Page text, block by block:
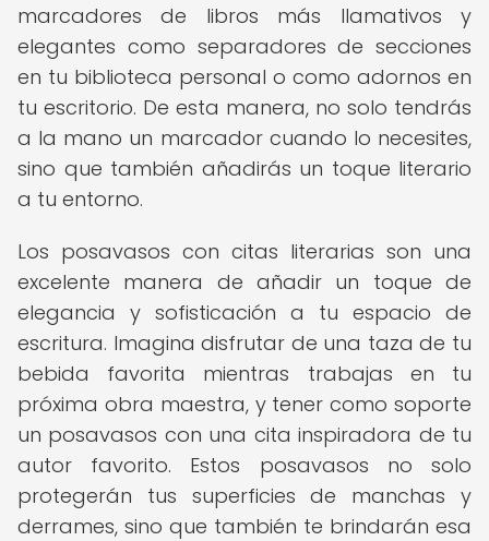
marcadores de libros más llamativos y
elegantes como separadores de secciones
en tu biblioteca personal o como adornos en
tu escritorio. De esta manera, no solo tendrás
a la mano un marcador cuando lo necesites,
sino que también añadirás un toque literario
a tu entorno.
Los posavasos con citas literarias son una
excelente manera de añadir un toque de
elegancia y sofisticación a tu espacio de
escritura. Imagina disfrutar de una taza de tu
bebida favorita mientras trabajas en tu
próxima obra maestra, y tener como soporte
un posavasos con una cita inspiradora de tu
autor favorito. Estos posavasos no solo
protegerán tus superficies de manchas y
derrames, sino que también te brindarán esa